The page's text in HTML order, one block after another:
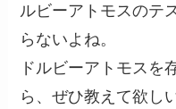
ルビーアトモスのテ
らないよね。
ドルビーアトモスを
ら、ぜひ教えて欲し